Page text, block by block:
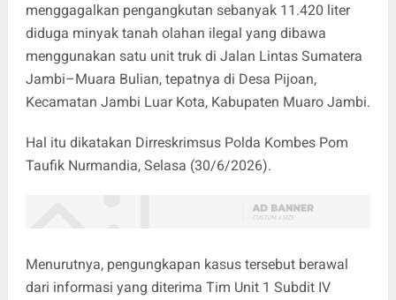
menggagalkan pengangkutan sebanyak 11.420 liter
diduga minyak tanah olahan ilegal yang dibawa
menggunakan satu unit truk di Jalan Lintas Sumatera
Jambi–Muara Bulian, tepatnya di Desa Pijoan,
Kecamatan Jambi Luar Kota, Kabupaten Muaro Jambi.
Hal itu dikatakan Dirreskrimsus Polda Kombes Pom
Taufik Nurmandia, Selasa (30/6/2026).
Menurutnya, pengungkapan kasus tersebut berawal
dari informasi yang diterima Tim Unit 1 Subdit IV